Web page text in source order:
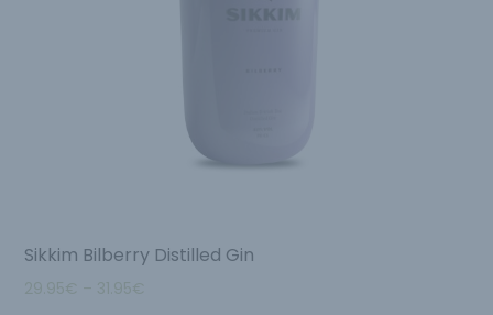
Sikkim Bilberry Distilled Gin
29.95€ – 31.95€